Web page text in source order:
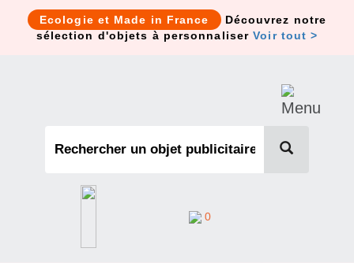
Ecologie et Made in France
Découvrez notre
sélection d'objets à personnaliserVoir tout >
0
Cookies management panel